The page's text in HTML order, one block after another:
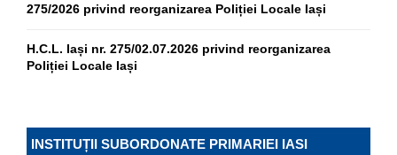
275/2026 privind reorganizarea Poliției Locale Iași
H.C.L. Iași nr. 275/02.07.2026 privind reorganizarea
Poliției Locale Iași
INSTITUȚII SUBORDONATE PRIMARIEI IASI